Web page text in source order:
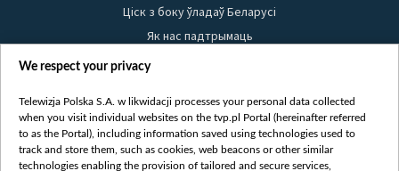
Ціск з боку ўладаў Беларусі
Як нас падтрымаць
Правілы выкарыстання матэрыялаў
Бяспека
Youtube
Белсат news
We respect your privacy
Telewizja Polska S.A. w likwidacji processes your personal data collected
when you visit individual websites on the tvp.pl Portal (hereinafter referred
to as the Portal), including information saved using technologies used to
track and store them, such as cookies, web beacons or other similar
technologies enabling the provision of tailored and secure services,